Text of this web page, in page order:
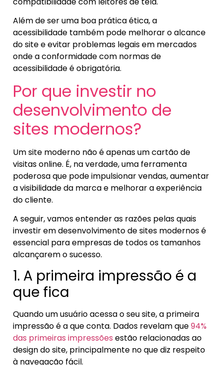
Além de ser uma boa prática ética, a
acessibilidade também pode melhorar o alcance
do site e evitar problemas legais em mercados
onde a conformidade com normas de
acessibilidade é obrigatória.
Por que investir no
desenvolvimento de
sites modernos?
Um site moderno não é apenas um cartão de
visitas online. É, na verdade, uma ferramenta
poderosa que pode impulsionar vendas, aumentar
a visibilidade da marca e melhorar a experiência
do cliente.
A seguir, vamos entender as razões pelas quais
investir em desenvolvimento de sites modernos é
essencial para empresas de todos os tamanhos
alcançarem o sucesso.
1. A primeira impressão é a
que fica
Quando um usuário acessa o seu site, a primeira
impressão é a que conta. Dados revelam que94%
das primeiras impressões estão relacionadas ao
design do site, principalmente no que diz respeito
à navegação fácil.